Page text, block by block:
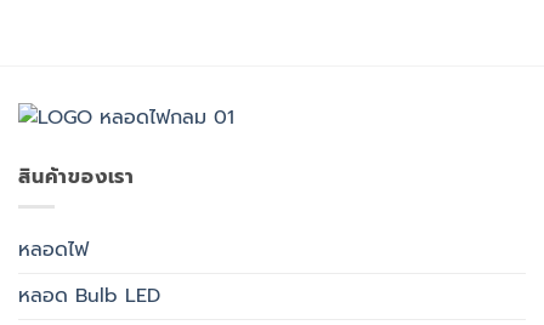
สินค้าของเรา
หลอดไฟ
หลอด Bulb LED